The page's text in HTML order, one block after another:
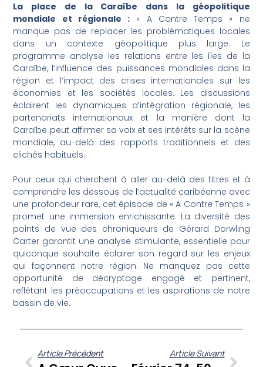
La place de la Caraïbe dans la géopolitique
mondiale et régionale : « A Contre Temps » ne
manque pas de replacer les problématiques locales
dans un contexte géopolitique plus large. Le
programme analyse les relations entre les îles de la
Caraïbe, l’influence des puissances mondiales dans la
région et l’impact des crises internationales sur les
économies et les sociétés locales. Les discussions
éclairent les dynamiques d’intégration régionale, les
partenariats internationaux et la manière dont la
Caraïbe peut affirmer sa voix et ses intérêts sur la scène
mondiale, au-delà des rapports traditionnels et des
clichés habituels.
Pour ceux qui cherchent à aller au-delà des titres et à
comprendre les dessous de l’actualité caribéenne avec
une profondeur rare, cet épisode de « A Contre Temps »
promet une immersion enrichissante. La diversité des
points de vue des chroniqueurs de Gérard Dorwling
Carter garantit une analyse stimulante, essentielle pour
quiconque souhaite éclairer son regard sur les enjeux
qui façonnent notre région. Ne manquez pas cette
opportunité de décryptage engagé et pertinent,
reflétant les préoccupations et les aspirations de notre
bassin de vie.
Article Précédent Article Suivant